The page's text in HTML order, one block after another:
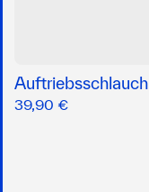
Auftriebsschlauch
39,90 €